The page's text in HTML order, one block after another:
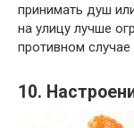
принимать душ
на улицу лучше
противном
10.